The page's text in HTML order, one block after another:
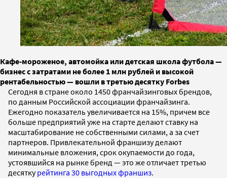
Кафе-мороженое, автомойка или детская школа футбола —
бизнес с затратами не более 1 млн рублей и высокой
рентабельностью — вошли в третью десятку Forbes
Сегодня в стране около 1450 франчайзинговых брендов,
по данным Российской ассоциации франчайзинга.
Ежегодно показатель увеличивается на 15%, причем все
больше предприятий уже на старте делают ставку на
масштабирование не собственными силами, а за счет
партнеров. Привлекательной франшизу делают
минимальные вложения, срок окупаемости до года,
устоявшийся на рынке бренд — это же отличает третью
десяткурейтинга 30 выгодных франшиз.